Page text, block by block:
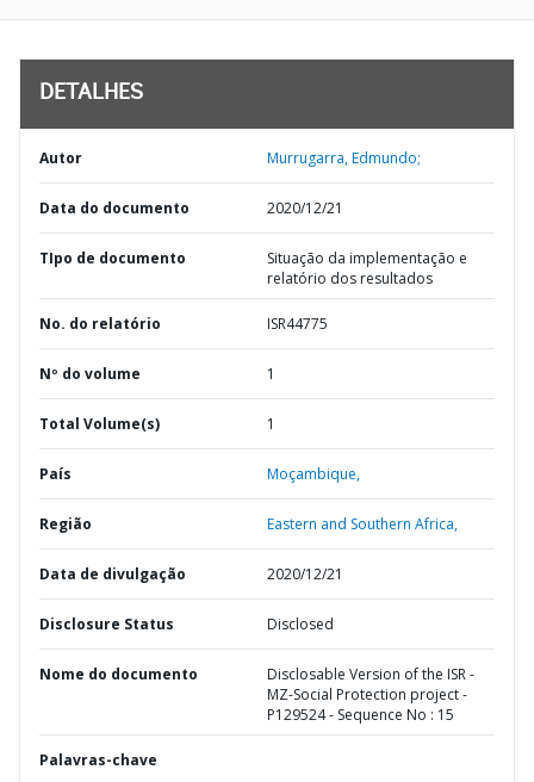
DETALHES
Autor Murrugarra, Edmundo;
Data do documento 2020/12/21
TIpo de documento
Situação da implementação e
relatório dos resultados
No. do relatório ISR44775
Nº do volume 1
Total Volume(s) 1
País Moçambique,
Região Eastern and Southern Africa,
Data de divulgação 2020/12/21
Disclosure Status Disclosed
Nome do documento
Disclosable Version of the ISR -
MZ-Social Protection project -
P129524 - Sequence No : 15
Palavras-chave